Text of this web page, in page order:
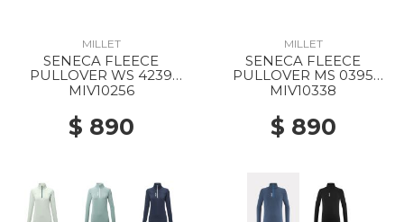
MILLET
SENECA FLEECE
PULLOVER WS 4239
SEAWEED
MIV10256
$ 890
MILLET
SENECA FLEECE
PULLOVER MS 0395
DARK DENIM
MIV10338
$ 890